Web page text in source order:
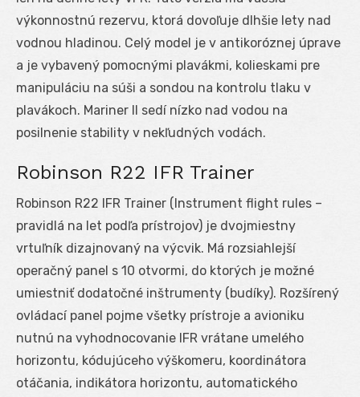
výkonnostnú rezervu, ktorá dovoľuje dlhšie lety nad
vodnou hladinou. Celý model je v antikoróznej úprave
a je vybavený pomocnými plavákmi, kolieskami pre
manipuláciu na súši a sondou na kontrolu tlaku v
plavákoch. Mariner II sedí nízko nad vodou na
posilnenie stability v nekľudných vodách.
Robinson R22 IFR Trainer
Robinson R22 IFR Trainer (Instrument flight rules –
pravidlá na let podľa prístrojov) je dvojmiestny
vrtuľník dizajnovaný na výcvik. Má rozsiahlejší
operačný panel s 10 otvormi, do ktorých je možné
umiestniť dodatočné inštrumenty (budíky). Rozšírený
ovládací panel pojme všetky prístroje a avioniku
nutnú na vyhodnocovanie IFR vrátane umelého
horizontu, kódujúceho výškomeru, koordinátora
otáčania, indikátora horizontu, automatického